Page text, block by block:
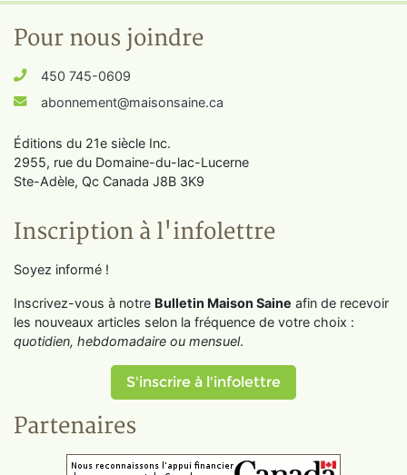
Pour nous joindre
450 745-0609
abonnement@maisonsaine.ca
Éditions du 21e siècle Inc.
2955, rue du Domaine-du-lac-Lucerne
Ste-Adèle, Qc Canada J8B 3K9
Inscription à l'infolettre
Soyez informé !
Inscrivez-vous à notre Bulletin Maison Saine afin de recevoir
les nouveaux articles selon la fréquence de votre choix :
quotidien, hebdomadaire ou mensuel.
S'inscrire à l'infolettre
Partenaires